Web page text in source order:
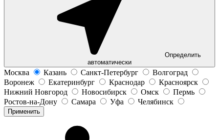
Определить
автоматически
Москва Казань Санкт-Петербург
Волгоград
Воронеж
Екатеринбург Краснодар
Красноярск
Нижний Новгород
Новосибирск Омск
Пермь
Ростов-на-Дону
Самара Уфа Челябинск
Применить